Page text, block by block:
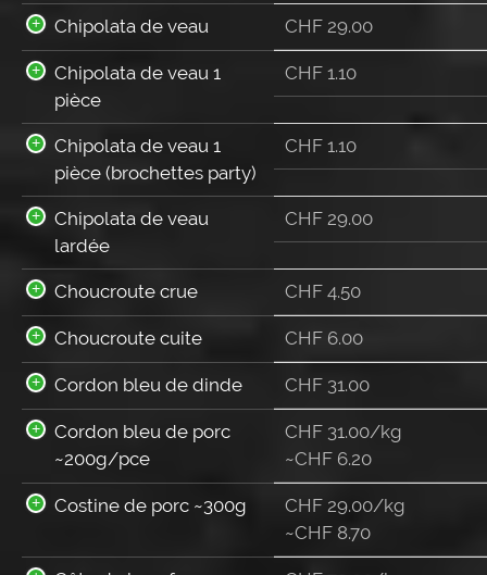
Chipolata de veau CHF 29.00
Chipolata de veau 1
pièce
CHF 1.10
Chipolata de veau 1
pièce (brochettes party)
CHF 1.10
Chipolata de veau
lardée
CHF 29.00
Choucroute crue CHF 4.50
Choucroute cuite CHF 6.00
Cordon bleu de dinde CHF 31.00
Cordon bleu de porc
~200g/pce
CHF 31.00/kg
~CHF 6.20
Costine de porc ~300g
CHF 29.00/kg
~CHF 8.70